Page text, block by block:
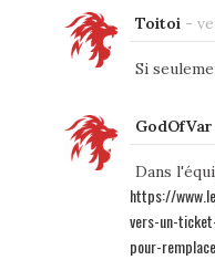
Toitoi -
Si
GodOfVar
Dans
https://
vers-un-
pour-